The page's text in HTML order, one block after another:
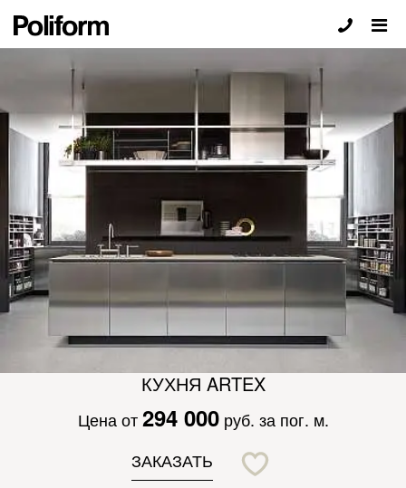
КУХНЯ ARTEX
Цена от 294 000 руб. за пог. м.
ЗАКАЗАТЬ